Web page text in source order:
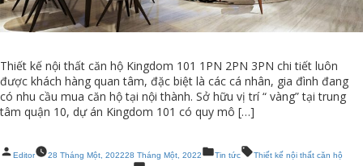
Thiết kế nội thất căn hộ Kingdom 101 1PN 2PN 3PN chi tiết luôn
được khách hàng quan tâm, đặc biệt là các cá nhân, gia đình đang
có nhu cầu mua căn hộ tại nội thành. Sở hữu vị trí “ vàng” tại trung
tâm quận 10, dự án Kingdom 101 có quy mô […]
Posted
by
Editor 28 Tháng Một, 202228 Tháng Một, 2022
in
Tin tức
Tags:
Thiết kế nội thất căn hộ